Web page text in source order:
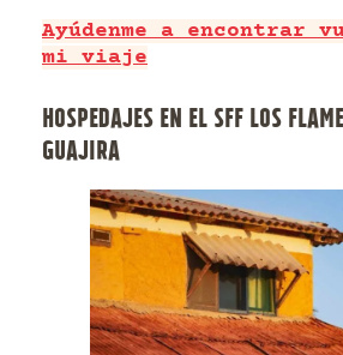
Ayúdenme a encontrar
mi viaje
HOSPEDAJES EN EL SFF LOS
GUAJIRA